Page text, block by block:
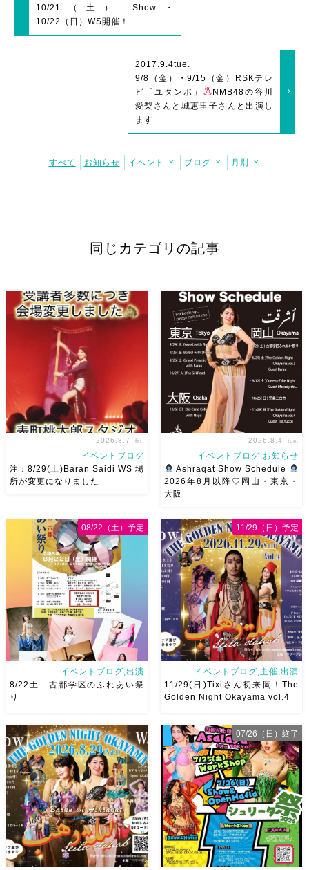
10/21（土） Show・
10/22（日）WS開催！
2017.9.4tue.
9/8（金）・9/15（金）RSKテレ
ビ「ユタンポ」
NMB48の谷川
愛梨さんと城恵里子さんと出演し
ます
すべて お知らせ イベント ブログ 月別
同じカテゴリの記事
申し込み多数につき会場変更し
ました♡ 表町桃太郎スタジオ
岡山県岡山市 北区表町2丁目6-
64 4階 ショー会場から近いの
で、安心♡駅からもバスで天満
屋バスス […]
2026.8.7 fri.
イベントブログ
注：8/29(土)Baran Saidi WS 場
所が変更になりました
です♡皆様にお会いできますよ
うに
ご予約はメッセージく
ださい
お待ちしています
Ashraqat Show Schedule
岡山・8/22(土) […]
2026.8.4 tue.
イベントブログ,お知らせ
Ashraqat Show Schedule
2026年8月以降♡岡山・東京・
大阪
8/22土 古都学区のふれあい祭
りにて踊らせていただきます♡
太鼓も叩くよー！私たちは
18:40頃から出演です屋台も出
てとても楽しいお祭りになりそ
う
私たちも踊った後は祭り
を楽しみます
遊びにいら
[…]
イベントブログ,出演
8/22土 古都学区のふれあい祭
り
08/22（土）予定
2026/11/29(日)Tixiさん初来
岡！The Golden Night
Okayama vol.4 本日8/1よりお
申し込みスタートです
【
Show 】 Guest DancerTixi
[…]
イベントブログ,主催,出演
11/29(日)Tixiさん初来岡！The
Golden Night Okayama vol.4
11/29（日）予定
07/26（日）終了